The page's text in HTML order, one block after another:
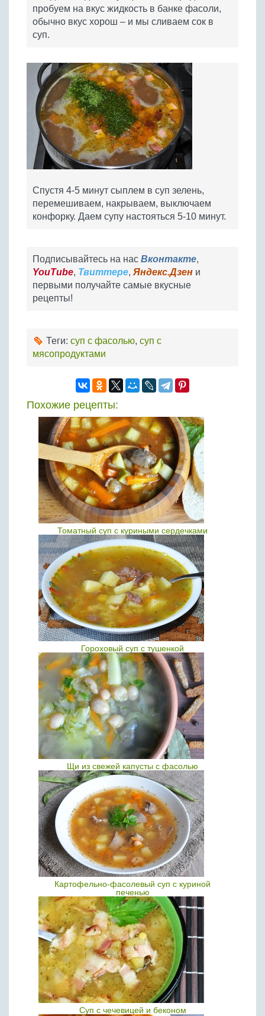
пробуем на вкус жидкость в банке фасоли,
обычно вкус хорош – и мы сливаем сок в
суп.
Спустя 4-5 минут сыплем в суп зелень,
перемешиваем, накрываем, выключаем
конфорку. Даем супу настояться 5-10 минут.
Подписывайтесь на нас Вконтакте,
YouTube, Твиттере, Яндекс.Дзен и
первыми получайте самые вкусные
рецепты!
Теги: суп с фасолью, суп с
мясопродуктами
Похожие рецепты:
Томатный суп с куриными сердечками
Гороховый суп с тушенкой
Щи из свежей капусты с фасолью
Картофельно-фасолевый суп с куриной
печенью
Суп с чечевицей и беконом